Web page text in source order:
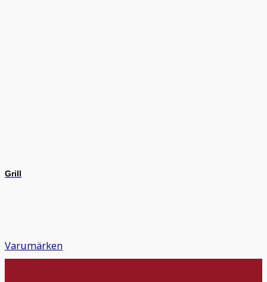
Grill
Varumärken